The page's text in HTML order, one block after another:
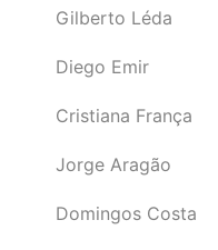
Gilberto Léda
Diego Emir
Cristiana França
Jorge Aragão
Domingos Costa